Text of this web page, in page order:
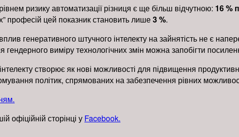
ризику автоматизації різниця є ще більш відчутною: 16 %
професій цей показник становить лише3 %.
генеративного штучного інтелекту на зайнятість не є
гендерного виміру технологічних змін можна запобігти
створює як нові можливості для підвищення
політик, спрямованих на забезпечення рівних
офіційній сторінці у Facebook.